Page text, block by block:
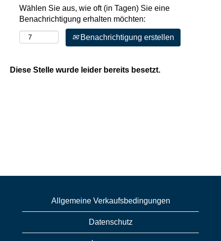
Wählen Sie aus, wie oft (in Tagen) Sie eine
Benachrichtigung erhalten möchten:
Benachrichtigung erstellen
Diese Stelle wurde leider bereits besetzt.
Allgemeine Verkaufsbedingungen
Datenschutz